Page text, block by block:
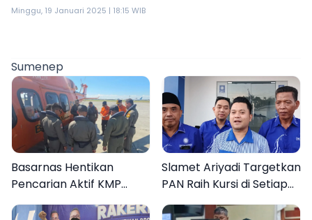
Minggu, 19 Januari 2025 | 18:15 WIB
Sumenep
Basarnas Hentikan
Pencarian Aktif KMP
Mutiara Sentosa II, Empat
Slamet Ariyadi Targetkan
PAN Raih Kursi di Setiap
Dapil Sumenep pada